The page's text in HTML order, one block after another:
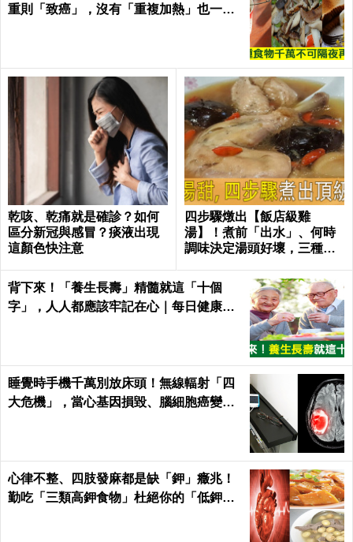
重則「致癌」，沒有「重複加熱」也一
乾咳、乾痛就是確診？如何
區分新冠與感冒？痰液出現
這顏色快注意
四步驟燉出【飯店級雞
湯】！煮前「出水」、何時
調味決定湯頭好壞，三種人
h
背下來！「養生長壽」精髓就這「十個
字」，人人都應該牢記在心｜每日健康He
睡覺時手機千萬別放床頭！無線輻射「四
大危機」，當心基因損毀、腦細胞癌變！
心律不整、四肢發麻都是缺「鉀」癥兆！
勤吃「三類高鉀食物」杜絕你的「低鉀」